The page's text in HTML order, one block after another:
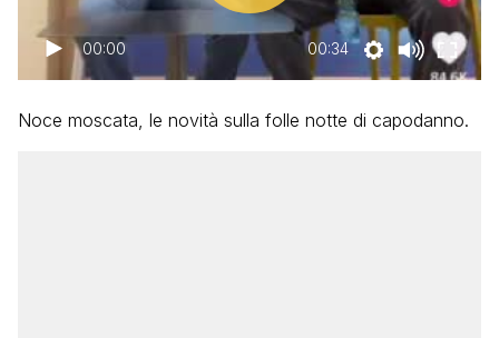
00:00 00:34
Noce moscata, le novità sulla folle notte di capodanno.